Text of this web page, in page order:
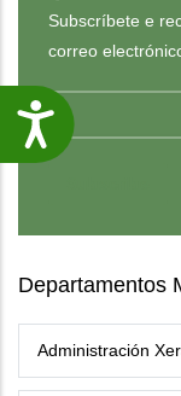
Subscríbete e
correo
Departamentos
Administración